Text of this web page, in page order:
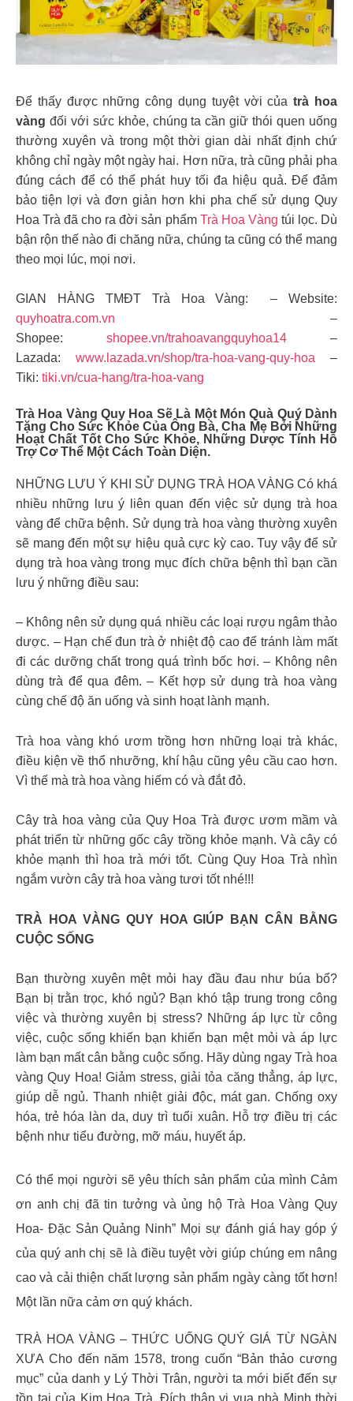
Để thấy được những công dụng tuyệt vời củatrà hoa
vàng đối với sức khỏe, chúng ta cần giữ thói quen uống
thường xuyên và trong một thời gian dài nhất định chứ
không chỉ ngày một ngày hai. Hơn nữa, trà cũng phải pha
đúng cách để có thể phát huy tối đa hiệu quả. Để đảm
bảo tiện lợi và đơn giản hơn khi pha chế sử dụng Quy
Hoa Trà đã cho ra đời sản phẩm Trà Hoa Vàng túi lọc. Dù
bận rộn thế nào đi chăng nữa, chúng ta cũng có thể mang
theo mọi lúc, mọi nơi.
GIAN HÀNG TMĐT Trà Hoa Vàng: – Website:
quyhoatra.com.vn –
Shopee: shopee.vn/trahoavangquyhoa14 –
Lazada: www.lazada.vn/shop/tra-hoa-vang-quy-hoa –
Tiki: tiki.vn/cua-hang/tra-hoa-vang
Trà Hoa Vàng Quy Hoa Sẽ Là Một Món Quà Quý Dành
Tặng Cho Sức Khỏe Của Ông Bà, Cha Mẹ Bởi Những
Hoạt Chất Tốt Cho Sức Khỏe, Những Dược Tính Hỗ
Trợ Cơ Thể Một Cách Toàn Diện.
NHỮNG LƯU Ý KHI SỬ DỤNG TRÀ HOA VÀNG Có khá
nhiều những lưu ý liên quan đến việc sử dụng trà hoa
vàng để chữa bệnh. Sử dụng trà hoa vàng thường xuyên
sẽ mang đến một sự hiệu quả cực kỳ cao. Tuy vậy để sử
dụng trà hoa vàng trong mục đích chữa bệnh thì bạn cần
lưu ý những điều sau:
– Không nên sử dụng quá nhiều các loại rượu ngâm thảo
dược. – Hạn chế đun trà ở nhiệt độ cao để tránh làm mất
đi các dưỡng chất trong quá trình bốc hơi. – Không nên
dùng trà để qua đêm. – Kết hợp sử dụng trà hoa vàng
cùng chế độ ăn uống và sinh hoạt lành mạnh.
Trà hoa vàng khó ươm trồng hơn những loại trà khác,
điều kiện về thổ nhưỡng, khí hậu cũng yêu cầu cao hơn.
Vì thế mà trà hoa vàng hiếm có và đắt đỏ.
Cây trà hoa vàng của Quy Hoa Trà được ươm mầm và
phát triển từ những gốc cây trồng khỏe mạnh. Và cây có
khỏe mạnh thì hoa trà mới tốt. Cùng Quy Hoa Trà nhìn
ngắm vườn cây trà hoa vàng tươi tốt nhé!!!
TRÀ HOA VÀNG QUY HOA GIÚP BẠN CÂN BẰNG
CUỘC SỐNG
Bạn thường xuyên mệt mỏi hay đầu đau như búa bổ?
Bạn bị trằn trọc, khó ngủ? Bạn khó tập trung trong công
việc và thường xuyên bị stress? Những áp lực từ công
việc, cuộc sống khiến bạn khiến bạn mệt mỏi và áp lực
làm bạn mất cân bằng cuộc sống. Hãy dùng ngay Trà hoa
vàng Quy Hoa! Giảm stress, giải tỏa căng thẳng, áp lực,
giúp dễ ngủ. Thanh nhiệt giải độc, mát gan. Chống oxy
hóa, trẻ hóa làn da, duy trì tuổi xuân. Hỗ trợ điều trị các
bệnh như tiểu đường, mỡ máu, huyết áp.
Có thể mọi người sẽ yêu thích sản phẩm của mình Cảm
ơn anh chị đã tin tưởng và ủng hộ Trà Hoa Vàng Quy
Hoa- Đặc Sản Quảng Ninh” Mọi sự đánh giá hay góp ý
của quý anh chị sẽ là điều tuyệt vời giúp chúng em nâng
cao và cải thiện chất lượng sản phẩm ngày càng tốt hơn!
Một lần nữa cảm ơn quý khách.
TRÀ HOA VÀNG – THỨC UỐNG QUÝ GIÁ TỪ NGÀN
XƯA Cho đến năm 1578, trong cuốn “Bản thảo cương
mục” của danh y Lý Thời Trân, người ta mới biết đến sự
tồn tại của Kim Hoa Trà. Đích thân vị vua nhà Minh thời